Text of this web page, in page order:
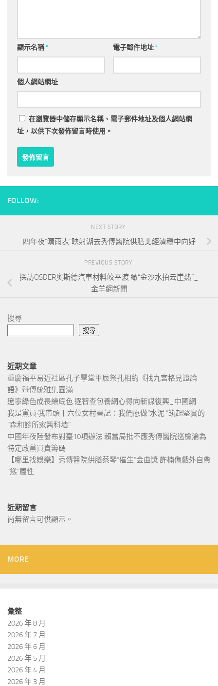
顯示名稱* 電子郵件地址*
個人網站網址
在瀏覽器中儲存顯示名稱、電子郵件地址及個人網站網
址，以供下次發佈留言時使用。
FOLLOW:
NEXT STORY
四年夜“晴雨表”映射湖去秀傳醫院供膳北經濟穩中向好
PREVIOUS STORY
探訪OSDER奧斯德汽車材料皎平渡 瞰“金沙水拍云崖熱”_
金羊網新聞
搜尋
搜尋
近期文章
重慶福平易近社區孔子學堂甲辰祭孔相約《找九宮格見證論
語》暨傳統雅集圓滿
遼寧綠色成長繪底色 逐智查包養網心得向新謀復興_中國網
我是黨員·我帶頭丨六位女村書記：我們愿做“水泥 ”筑起堅實的
“森和診所家醫科墻”
中國年夜陸發布對臺10項辦法 賴當局批不應秀傳醫院巡檢淪為
特定政黨買賣籌碼
【哪里找娛樂】秀傳醫院供膳蔡琴“催生”金曲獎 許楠儁戲外自帶
“慫”屬性
近期留言
尚無留言可供顯示。
MORE
彙整
2026 年 8 月
2026 年 7 月
2026 年 6 月
2026 年 5 月
2026 年 4 月
2026 年 3 月